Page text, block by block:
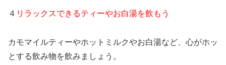
４ リラックスできるティーやお白湯を飲もう
カモマイルティーやホットミルクやお白湯など、心がホッ
とする飲み物を飲みましょう。